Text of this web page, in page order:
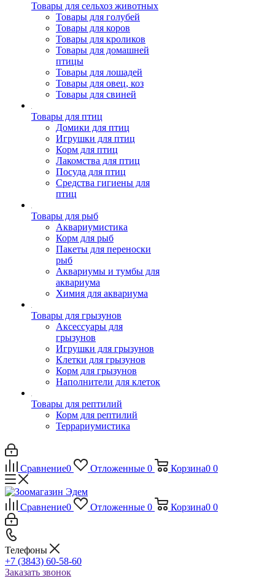
Товары для сельхоз животных
Товары для голубей
Товары для коров
Товары для кроликов
Товары для домашней
птицы
Товары для лошадей
Товары для овец, коз
Товары для свиней
Товары для птиц
Домики для птиц
Игрушки для птиц
Корм для птиц
Лакомства для птиц
Посуда для птиц
Средства гигиены для
птиц
Товары для рыб
Аквариумистика
Корм для рыб
Пакеты для переноски
рыб
Аквариумы и тумбы для
аквариума
Химия для аквариума
Товары для грызунов
Аксессуары для
грызунов
Игрушки для грызунов
Клетки для грызунов
Корм для грызунов
Наполнители для клеток
Товары для рептилий
Корм для рептилий
Террариумистика
Сравнение0 Отложенные 0 Корзина0 0
Сравнение0 Отложенные 0 Корзина0 0
Телефоны
+7 (3843) 60-58-60
Заказать звонок